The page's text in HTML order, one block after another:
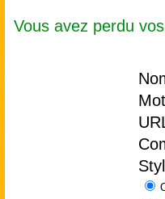
Vous avez perdu